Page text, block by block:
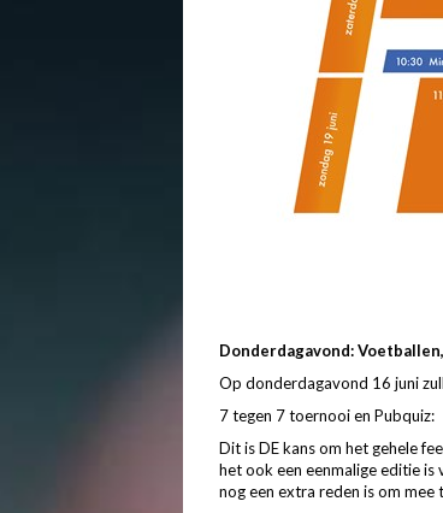
Donderdagavond:
Op donderdagavond 16 juni
7 tegen 7 toernooi en Pubquiz:
Dit is DE kans om het gehele
het ook een eenmalige editie
nog een extra reden is om